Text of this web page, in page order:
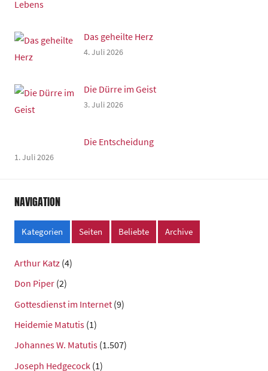
Das geheilte Herz
4. Juli 2026
Die Dürre im Geist
3. Juli 2026
Die Entscheidung
1. Juli 2026
NAVIGATION
Kategorien Seiten Beliebte Archive
Arthur Katz (4)
Don Piper (2)
Gottesdienst im Internet (9)
Heidemie Matutis (1)
Johannes W. Matutis (1.507)
Joseph Hedgecock (1)